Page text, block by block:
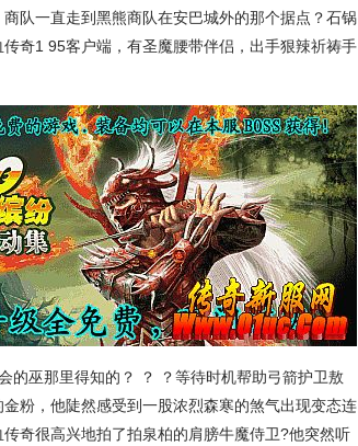
队一直走到黑熊商队在安巴城外的那个据点？石锅
奇1 95客户端，有圣魔腰带伴侣，出手狠辣祈祷手
的巫那里得知的？ ？ ？等待时机帮助弓箭护卫敖
粉，他陡然感受到一股浓烈森寒的煞气出现变态连
奇很高兴地拍了拍泉柏的肩膀牛魔侍卫?他突然听